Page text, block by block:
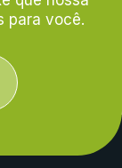
para você.